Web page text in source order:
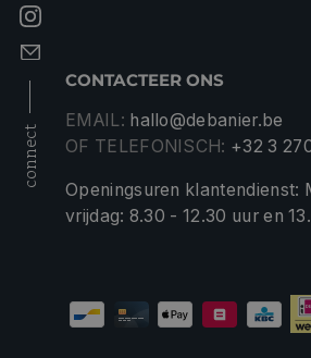
connect
CONTACTEER ONS
EMAIL: hallo@debanier.be
OF TELEFONISCH: +32 3
Openingsuren klantendienst:
vrijdag: 8.30 - 12.30 uur en